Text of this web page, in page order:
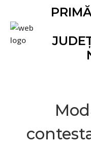
primary
navigation
main
content
primary
sidebar
secondary
sidebar
footer